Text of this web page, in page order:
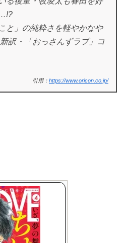
と」の純粋さを軽やかなや
訳・「おっさんずラブ」コ
引用： https://www.oricon.co.jp/